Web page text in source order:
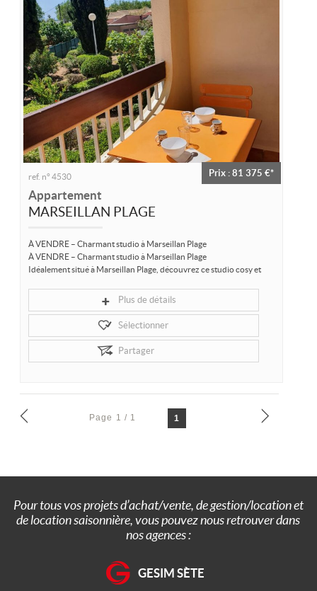
Location/gestion
Location saisonnière
Syndic
Notre agence
Méditerranée
Mon compte
Prix : 81 375 €*
ref. n° 4530
Appartement
MARSEILLAN PLAGE
À VENDRE – Charmant studio à Marseillan Plage
À VENDRE – Charmant studio à Marseillan Plage
Idéalement situé à Marseillan Plage, découvrez ce studio cosy et
Plus de détails
Sélectionner
Partager
Page 1 / 1 1
Pour tous vos projets d’achat/vente, de gestion/location et
de location saisonnière, vous pouvez nous retrouver dans
nos agences :
GESIM SÈTE